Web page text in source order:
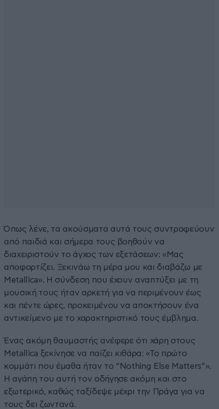
Όπως λένε, τα ακούσματα αυτά τους συντροφεύουν
από παιδιά και σήμερα τους βοηθούν να
διαχειριστούν το άγχος των εξετάσεων: «Μας
αποφορτίζει. Ξεκινάω τη μέρα μου και διαβάζω με
Metallica». Η σύνδεση που έχουν αναπτύξει με τη
μουσική τους ήταν αρκετή για να περιμένουν έως
και πέντε ώρες, προκειμένου να αποκτήσουν ένα
αντικείμενο με το χαρακτηριστικό τους έμβλημα.
Ένας ακόμη θαυμαστής ανέφερε ότι χάρη στους
Metallica ξεκίνησε να παίζει κιθάρα: «Το πρώτο
κομμάτι που έμαθα ήταν το “Nothing Else Matters”».
Η αγάπη του αυτή τον οδήγησε ακόμη και στο
εξωτερικό, καθώς ταξίδεψε μέχρι την Πράγα για να
τους δει ζωντανά.